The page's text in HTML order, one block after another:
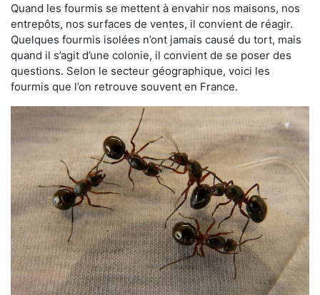
Quand les fourmis se mettent à envahir nos maisons, nos
entrepôts, nos surfaces de ventes, il convient de réagir.
Quelques fourmis isolées n’ont jamais causé du tort, mais
quand il s’agit d’une colonie, il convient de se poser des
questions. Selon le secteur géographique, voici les
fourmis que l’on retrouve souvent en France.